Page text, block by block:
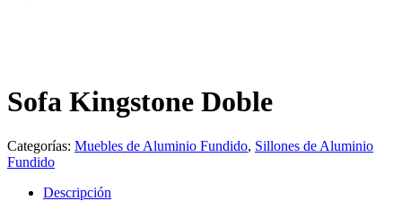
Sofa Kingstone Doble
Categorías: Muebles de Aluminio Fundido, Sillones de Aluminio
Fundido
Descripción